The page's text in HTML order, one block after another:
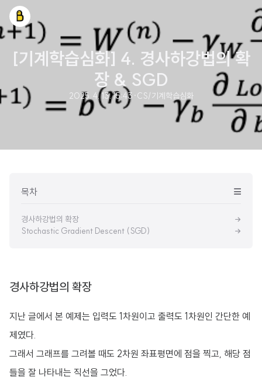
[기계학습심화] 4. 경사하강법의 확
장 & SGD
2025. 4. 13. 15:43 ·CS/기계학습심화
목차
경사하강법의 확장
Stochastic Gradient Descent (SGD)
경사하강법의 확장
지난 글에서 본 예제는 입력도 1차원이고 출력도 1차원인 간단한 예
제였다.
그래서 그래프를 그려볼 때도 2차원 좌표평면에 점을 찍고, 해당 점
들을 잘 나타내는 직선을 그었다.